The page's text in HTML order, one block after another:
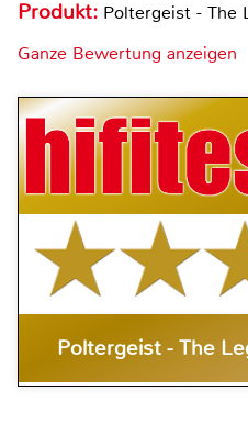
Produkt: Poltergeist - The
Ganze Bewertung anzeigen
Poltergeist - The